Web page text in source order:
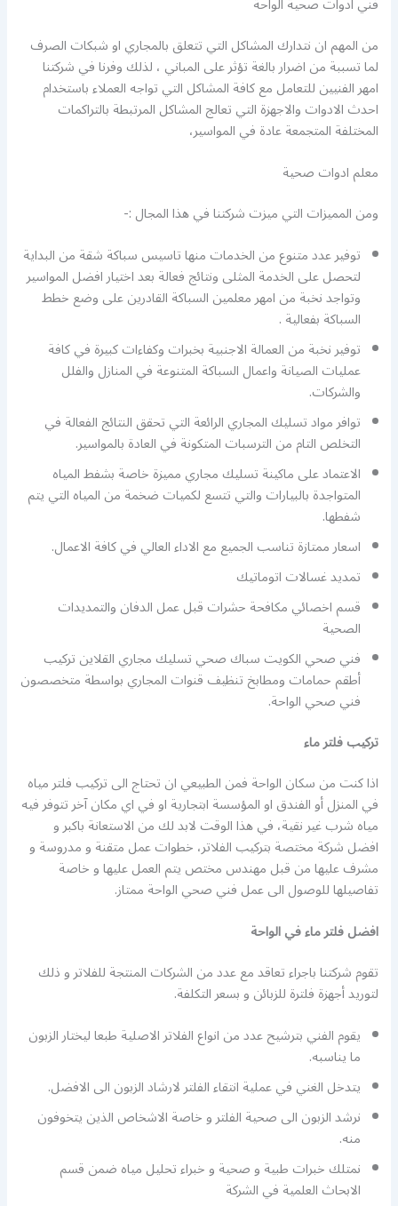
من المهم ان نتدارك المشاكل التي تتعلق بالمجاري او شبكات الصرف
لما تسببة من اضرار بالغة تؤثر على المباني ، لذلك وفرنا في شركتنا
امهر الفنيين للتعامل مع كافة المشاكل التي تواجه العملاء باستخدام
احدث الادوات والاجهزة التي تعالج المشاكل المرتبطة بالتراكمات
المختلفة المتجمعة عادة في المواسير،
معلم ادوات صحية
ومن المميزات التي ميزت شركتنا في هذا المجال :-
توفير عدد متنوع من الخدمات منها تاسيس سباكة شقة من البداية
لتحصل على الخدمة المثلى ونتائج فعالة بعد اختيار افضل المواسير
وتواجد نخبة من امهر معلمين السباكة القادرين على وضع خطط
السباكة بفعالية .
توفير نخبة من العمالة الاجنبية بخبرات وكفاءات كبيرة في كافة
عمليات الصيانة واعمال السباكة المتنوعة في المنازل والفلل
والشركات.
توافر مواد تسليك المجاري الرائعة التي تحقق النتائج الفعالة في
التخلص التام من الترسبات المتكونة في العادة بالمواسير.
الاعتماد على ماكينة تسليك مجاري مميزة خاصة بشفط المياه
المتواجدة بالبيارات والتي تتسع لكميات ضخمة من المياه التي يتم
شفطها.
اسعار ممتازة تناسب الجميع مع الاداء العالي في كافة الاعمال.
تمديد غسالات اتوماتيك
قسم اخصائي مكافحة حشرات قبل عمل الدفان والتمديدات
الصحية
فني صحي الكويت سباك صحي تسليك مجاري القلاين تركيب
أطقم حمامات ومطابخ تنظيف قنوات المجاري بواسطة متخصصون
فني صحي الواحة.
تركيب فلتر ماء
اذا كنت من سكان الواحة فمن الطبيعي ان تحتاج الى تركيب فلتر مياه
في المنزل أو الفندق او المؤسسة ابتجارية او في اي مكان آخر تتوفر فيه
مياه شرب غير نقية، في هذا الوقت لابد لك من الاستعانة باكبر و
افضل شركة مختصة بتركيب الفلاتر، خطوات عمل متقنة و مدروسة و
مشرف عليها من قبل مهندس مختص يتم العمل عليها و خاصة
تفاصيلها للوصول الى عمل فني صحي الواحة ممتاز.
افضل فلتر ماء في الواحة
تقوم شركتنا باجراء تعاقد مع عدد من الشركات المنتجة للفلاتر و ذلك
لتوريد أجهزة فلترة للزبائن و بسعر التكلفة.
يقوم الفني بترشيح عدد من انواع الفلاتر الاصلية طبعا ليختار الزبون
ما يناسبه.
يتدخل الغني في عملية انتقاء الفلتر لارشاد الزبون الى الافضل.
نرشد الزبون الى صحية الفلتر و خاصة الاشخاص الذين يتخوفون
منه.
نمتلك خبرات طبية و صحية و خبراء تحليل مياه ضمن قسم
الابحاث العلمية في الشركة